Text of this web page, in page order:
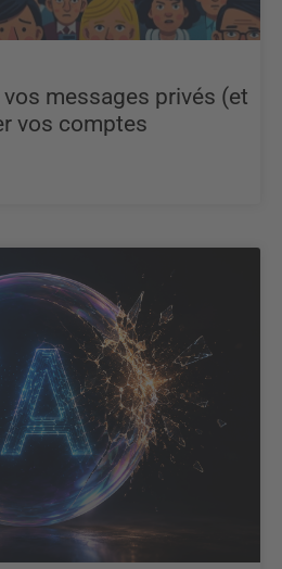
vos messages privés (et
vos comptes